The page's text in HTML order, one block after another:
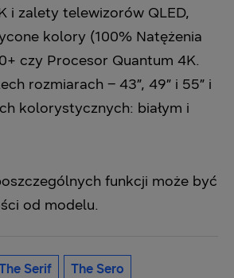
i zalety telewizorów QLED,
kolory (100% Natężenia
czy Procesor Quantum 4K.
rozmiarach – 43”, 49” i 55” i
kolorystycznych: białym i
funkcji może być
od modelu.
Serif The Sero